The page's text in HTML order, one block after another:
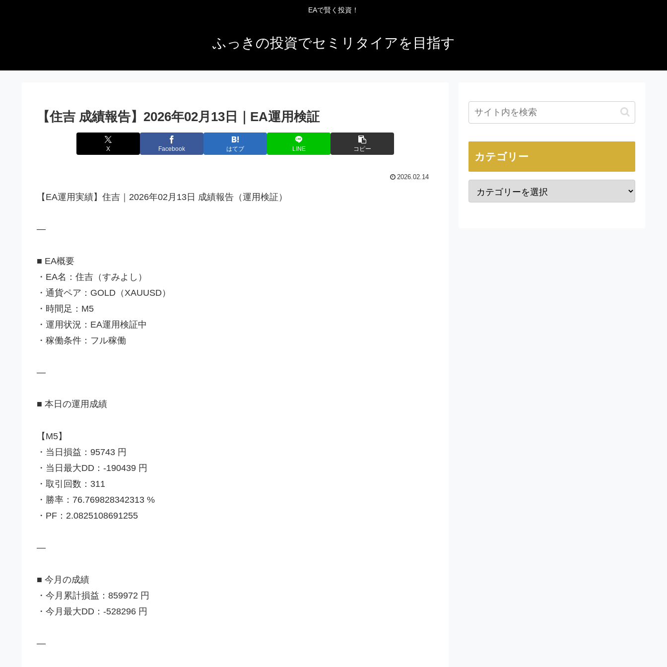
EAで賢く投資！
ふっきの投資でセミリタイアを目指す
【住吉 成績報告】2026年02月13日｜EA運用検証
X Facebook はてブ LINE コピー
2026.02.14
【EA運用実績】住吉｜2026年02月13日 成績報告（運用検証）
—
■ EA概要
・EA名：住吉（すみよし）
・通貨ペア：GOLD（XAUUSD）
・時間足：M5
・運用状況：EA運用検証中
・稼働条件：フル稼働
—
■ 本日の運用成績
【M5】
・当日損益：95743 円
・当日最大DD：-190439 円
・取引回数：311
・勝率：76.769828342313 %
・PF：2.0825108691255
—
■ 今月の成績
・今月累計損益：859972 円
・今月最大DD：-528296 円
—
カテゴリー